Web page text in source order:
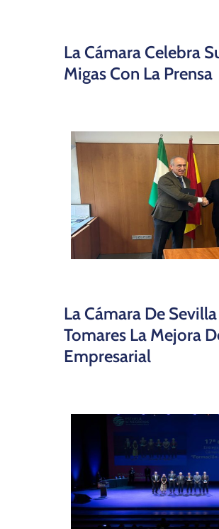
La Cámara Celebra
Migas Con La Prensa
La Cámara De
Tomares La Mejora
Empresarial